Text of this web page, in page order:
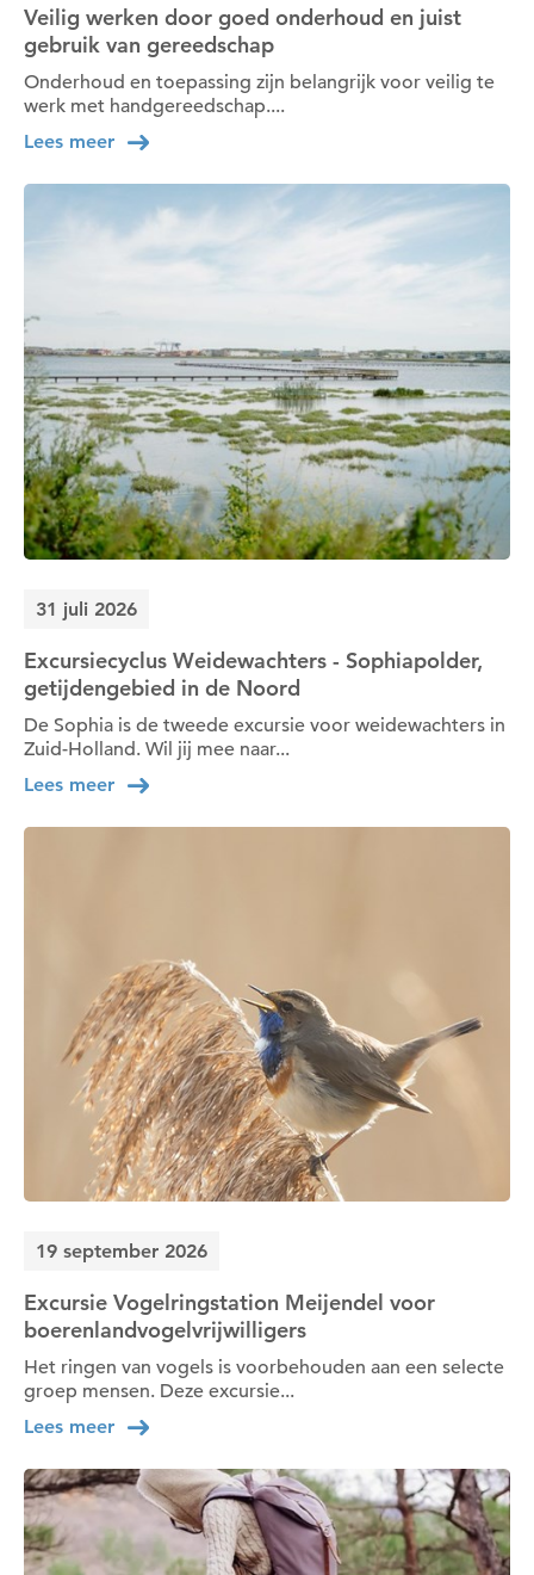
Veilig werken door goed onderhoud en juist
gebruik van gereedschap
Onderhoud en toepassing zijn belangrijk voor veilig te
werk met handgereedschap....
Lees meer
31 juli 2026
Excursiecyclus Weidewachters - Sophiapolder,
getijdengebied in de Noord
De Sophia is de tweede excursie voor weidewachters in
Zuid-Holland. Wil jij mee naar...
Lees meer
19 september 2026
Excursie Vogelringstation Meijendel voor
boerenlandvogelvrijwilligers
Het ringen van vogels is voorbehouden aan een selecte
groep mensen. Deze excursie...
Lees meer